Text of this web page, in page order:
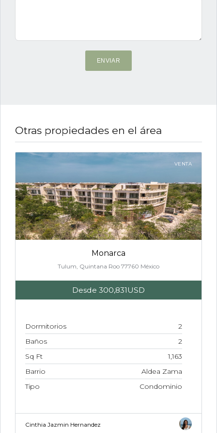
ENVIAR
Otras propiedades en el área
VENTA
Monarca
Tulum, Quintana Roo 77760 México
Desde 300,831USD
Dormitorios
2
Baños
2
Sq Ft
1,163
Barrio
Aldea Zama
Tipo
Condominio
Cinthia Jazmin Hernandez